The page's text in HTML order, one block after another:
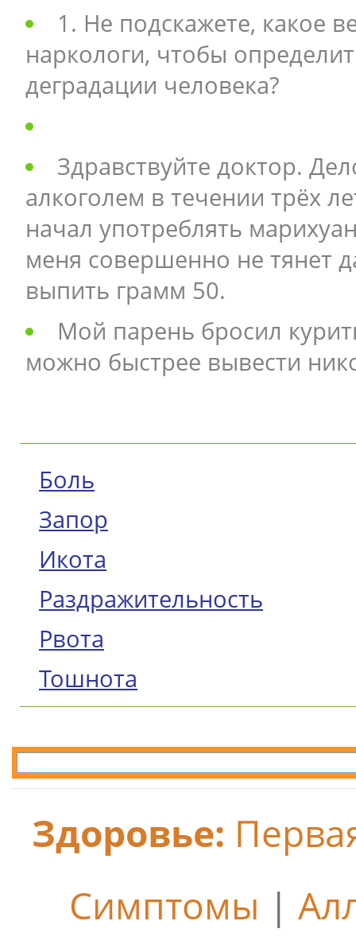
1. Не подскажете, какое
наркологи, чтобы
деградации человека?
Здравствуйте доктор.
алкоголем в течении трёх
начал употреблять
меня совершенно не тянет
выпить грамм 50.
Мой парень бросил
можно быстрее вывести
Боль
Запор
Икота
Раздражительность
Рвота
Тошнота
Здоровье:
Симптомы |